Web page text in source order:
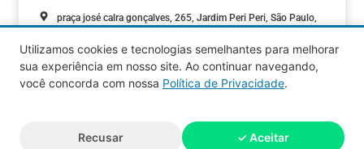
praça josé calra gonçalves, 265, Jardim Peri Peri, São Paulo,
ALIMENTAÇÃO
reservados.
Utilizamos cookies e tecnologias semelhantes para melhorar
sua experiência em nosso site. Ao continuar navegando,
você concorda com nossa Política de Privacidade.
Recusar ✓ Aceitar